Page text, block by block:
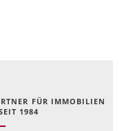
FÜR IMMOBILIEN
1984